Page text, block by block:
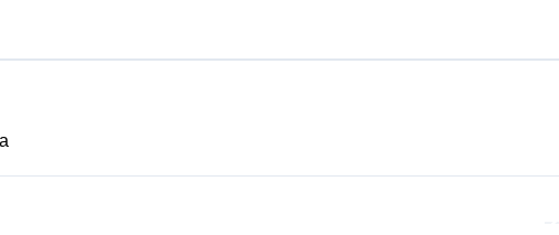
круга всегда флуктуирует в 7-мерном пространстве